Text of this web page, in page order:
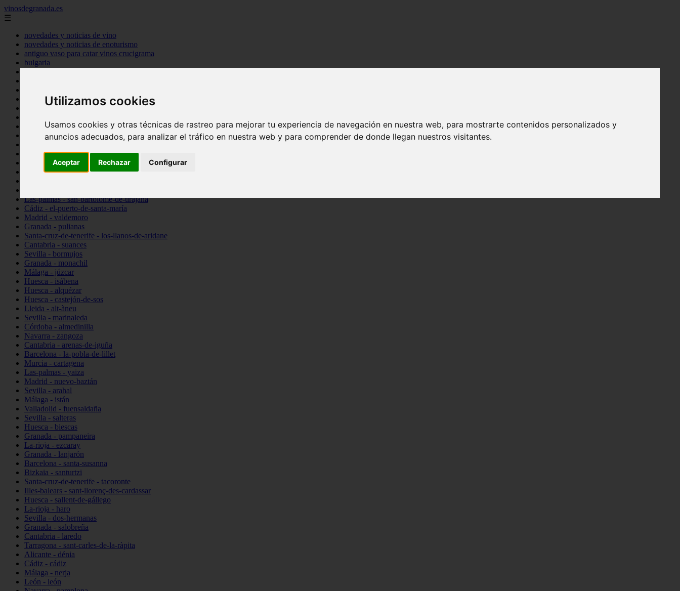
Utilizamos cookies
Usamos cookies y otras técnicas de rastreo para mejorar tu experiencia de navegación en nuestra web, para mostrarte contenidos personalizados y
anuncios adecuados, para analizar el tráfico en nuestra web y para comprender de donde llegan nuestros visitantes.
Aceptar Rechazar Configurar
vinosdegranada.es
☰
novedades y noticias de vino
novedades y noticias de enoturismo
antiguo vaso para catar vinos crucigrama
bulgaria
Córdoba - córdoba
Barcelona - barcelona
Ciudad-real - montiel
Santa-cruz-de-tenerife - guía-de-isora
La-rioja - casalarreina
Almería - roquetas-de-mar
Madrid - pozuelo-de-alarcón
Las-palmas - san-bartolomé-de-tirajana
Cádiz - el-puerto-de-santa-maría
Madrid - valdemoro
Granada - pulianas
Santa-cruz-de-tenerife - los-llanos-de-aridane
Cantabria - suances
Sevilla - bormujos
Granada - monachil
Málaga - júzcar
Huesca - isábena
Huesca - alquézar
Huesca - castejón-de-sos
Lleida - alt-àneu
Sevilla - marinaleda
Córdoba - almedinilla
Navarra - zangoza
Cantabria - arenas-de-iguña
Barcelona - la-pobla-de-lillet
Murcia - cartagena
Las-palmas - yaiza
Madrid - nuevo-baztán
Sevilla - arahal
Málaga - istán
Valladolid - fuensaldaña
Sevilla - salteras
Huesca - biescas
Granada - pampaneira
La-rioja - ezcaray
Granada - lanjarón
Barcelona - santa-susanna
Bizkaia - santurtzi
Santa-cruz-de-tenerife - tacoronte
Illes-balears - sant-llorenç-des-cardassar
Huesca - sallent-de-gállego
La-rioja - haro
Sevilla - dos-hermanas
Granada - salobreña
Cantabria - laredo
Tarragona - sant-carles-de-la-ràpita
Alicante - dénia
Cádiz - cádiz
Málaga - nerja
León - león